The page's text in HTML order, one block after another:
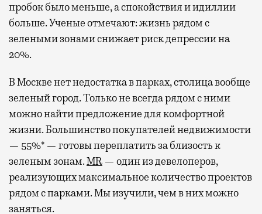
пробок было меньше, а спокойствия и идиллии
больше. Ученые отмечают: жизнь рядом с
зелеными зонами снижает риск депрессии на
20%.
В Москве нет недостатка в парках, столица вообще
зеленый город. Только не всегда рядом с ними
можно найти предложение для комфортной
жизни. Большинство покупателей недвижимости
— 55%* — готовы переплатить за близость к
зеленым зонам.MR — один из девелоперов,
реализующих максимальное количество проектов
рядом с парками. Мы изучили, чем в них можно
заняться.